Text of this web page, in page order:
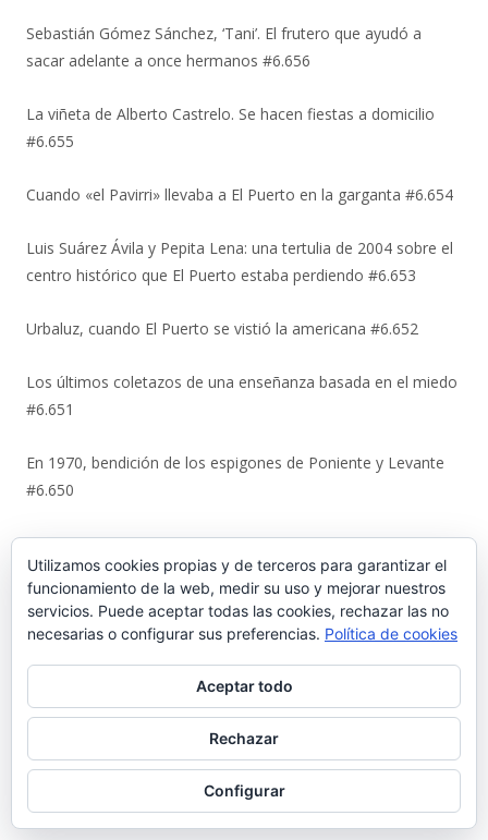
Sebastián Gómez Sánchez, ‘Tani’. El frutero que ayudó a
sacar adelante a once hermanos #6.656
La viñeta de Alberto Castrelo. Se hacen fiestas a domicilio
#6.655
Cuando «el Pavirri» llevaba a El Puerto en la garganta #6.654
Luis Suárez Ávila y Pepita Lena: una tertulia de 2004 sobre el
centro histórico que El Puerto estaba perdiendo #6.653
Urbaluz, cuando El Puerto se vistió la americana #6.652
Los últimos coletazos de una enseñanza basada en el miedo
#6.651
En 1970, bendición de los espigones de Poniente y Levante
#6.650
El Coto de la Isleta y Valdelagrana. Geohistoria de un espacio
entre el mar y las marismas #6.649
La viñeta de Alberto Castrelo. Concentración para ver el
La artesanía de Ditas Lafita enciende un nuevo escaparate
El sueño tabernero de David Méndez se sirve en vaso en ‘La
Media Chica’ #6.646
Utilizamos cookies propias y de terceros para garantizar el
funcionamiento de la web, medir su uso y mejorar nuestros
servicios. Puede aceptar todas las cookies, rechazar las no
necesarias o configurar sus preferencias. Política de cookies
Aceptar todo
Rechazar
Configurar